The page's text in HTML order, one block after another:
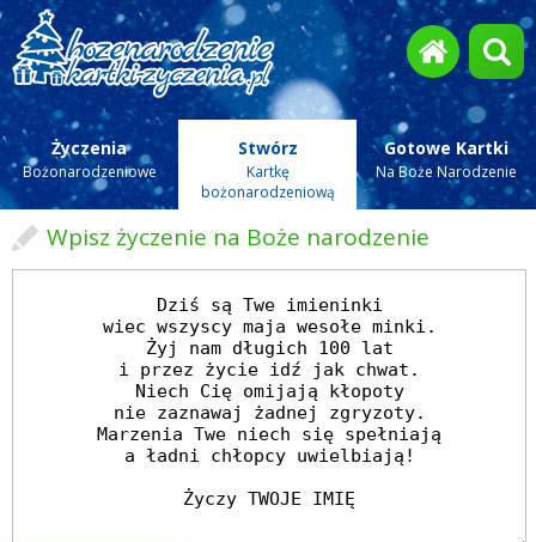
Życzenia
Bożonarodzeniowe
Stwórz
Kartkę
bożonarodzeniową
Gotowe Kartki
Na Boże Narodzenie
Wpisz życzenie na Boże narodzenie